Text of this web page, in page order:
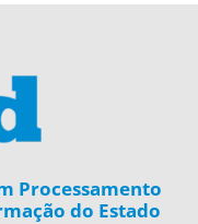
Processamento
do Estado